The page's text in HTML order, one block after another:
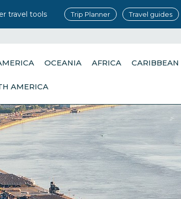
travel tools Trip Planner Travel guides
OCEANIA AFRICA CARIBBEAN
AMERICA